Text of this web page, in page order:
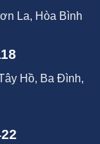
La, Hòa Bình
Hồ, Ba Đình,